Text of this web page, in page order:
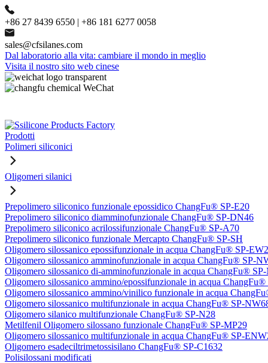
+86 27 8439 6550 | +86 181 6277 0058
sales@cfsilanes.com
Dal laboratorio alla vita: cambiare il mondo in meglio
Visita il nostro sito web cinese
Prodotti
Polimeri siliconici
Oligomeri silanici
Prepolimero siliconico funzionale epossidico ChangFu® SP-E20
Prepolimero siliconico diamminofunzionale ChangFu® SP-DN46
Prepolimero siliconico acrilossifunzionale ChangFu® SP-A70
Prepolimero siliconico funzionale Mercapto ChangFu® SP-SH
Oligomero silossanico epossifunzionale in acqua ChangFu® SP-
Oligomero silossanico amminofunzionale in acqua ChangFu® SP-
Oligomero silossanico di-amminofunzionale in acqua ChangFu®
Oligomero silossanico ammino/epossifunzionale in acqua
Oligomero silossanico ammino/vinilico funzionale in acqua
Oligomero silossanico multifunzionale in acqua ChangFu® SP-
Oligomero silanico multifunzionale ChangFu® SP-N28
Metilfenil Oligomero silossano funzionale ChangFu® SP-MP29
Oligomero silossanico multifunzionale in acqua ChangFu® SP-
Oligomero esadeciltrimetossisilano ChangFu® SP-C1632
Polisilossani modificati